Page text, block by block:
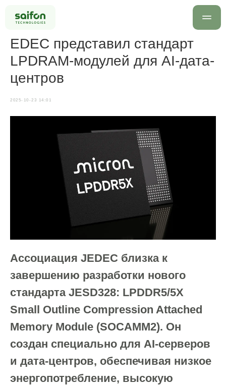
EDEC представил стандарт
LPDRAM-модулей для AI-дата-
центров
2025-10-23 14:01
Ассоциация JEDEC близка к
завершению разработки нового
стандарта JESD328: LPDDR5/5X
Small Outline Compression Attached
Memory Module (SOCAMM2). Он
создан специально для AI-серверов
и дата-центров, обеспечивая низкое
энергопотребление, высокую